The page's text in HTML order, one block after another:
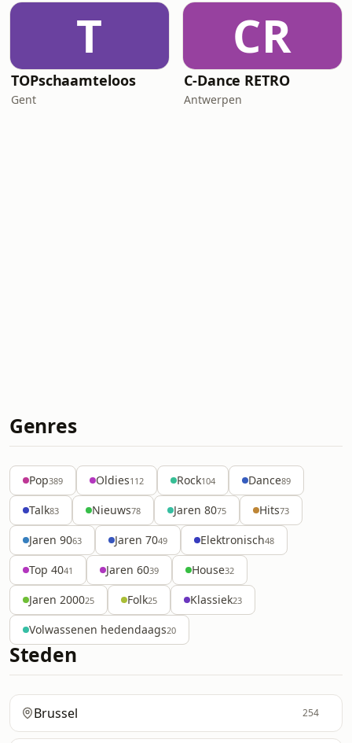
T
TOPschaamteloos
Gent
CR
C-Dance RETRO
Antwerpen
Genres
Pop389 Oldies112 Rock104 Dance89
Talk83 Nieuws78 Jaren 8075 Hits73
Jaren 9063 Jaren 7049 Elektronisch48
Top 4041 Jaren 6039 House32
Jaren 200025 Folk25 Klassiek23
Volwassenen hedendaags20
Steden
Brussel 254